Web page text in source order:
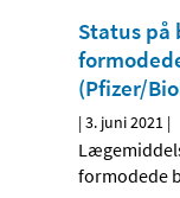
Status
(Pfizer/
|3. juni 2021 |
formodede